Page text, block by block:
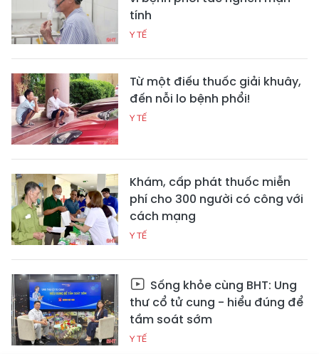
tính
Y TẾ
Từ một điếu thuốc giải khuây,
đến nỗi lo bệnh phổi!
Y TẾ
Khám, cấp phát thuốc miễn
phí cho 300 người có công với
cách mạng
Y TẾ
Sống khỏe cùng BHT: Ung
thư cổ tử cung - hiểu đúng để
tầm soát sớm
Y TẾ